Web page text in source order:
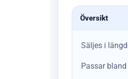
Översikt
Säljes i
Passar